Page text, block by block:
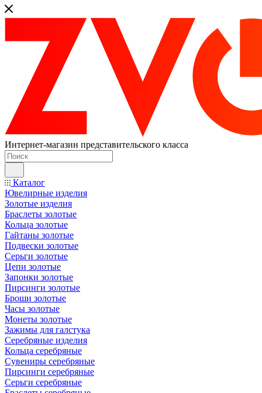
Интернет-магазин представительского класса
Каталог
Ювелирные изделия
Золотые изделия
Браслеты золотые
Кольца золотые
Гайтаны золотые
Подвески золотые
Серьги золотые
Цепи золотые
Запонки золотые
Пирсинги золотые
Броши золотые
Часы золотые
Монеты золотые
Зажимы для галстука
Серебряные изделия
Кольца серебряные
Сувениры серебряные
Пирсинги серебряные
Серьги серебряные